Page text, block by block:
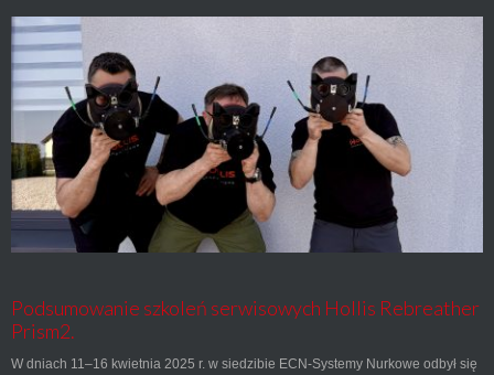
Podsumowanie szkoleń serwisowych Hollis Rebreather
Prism2.
W dniach 11–16 kwietnia 2025 r. w siedzibie ECN-Systemy Nurkowe odbył się